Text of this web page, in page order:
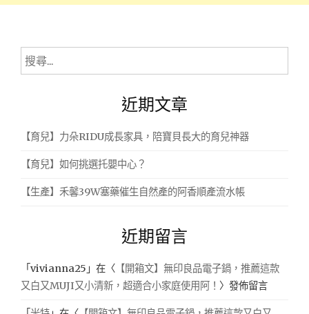
搜
尋
近期文章
【育兒】力朵RIDU成長家具，陪寶貝長大的育兒神器
【育兒】如何挑選托嬰中心？
【生產】禾馨39W塞藥催生自然產的阿香順產流水帳
近期留言
「vivianna25 」在〈 【開箱文】無印良品電子鍋，推薦這款
又白又MUJI又小清新，超適合小家庭使用阿！ 〉發佈留言